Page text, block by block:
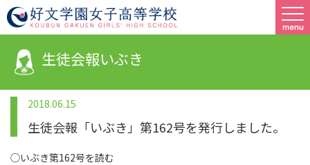
生徒会報いぶき
2018.06.15
生徒会報「いぶき」第162号を発行しました。
◯いぶき第162号を読む